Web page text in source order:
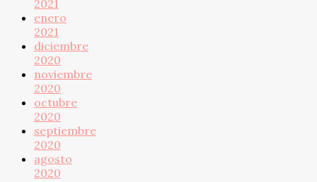
2021
enero
2021
diciembre
2020
noviembre
2020
octubre
2020
septiembre
2020
agosto
2020